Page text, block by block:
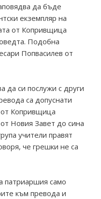
да бъде
екземпляр на
от Копривщица
Подобна
Попвасилев от
да си послужи с други
са допуснати
Копривщица
Новия Завет до сина
учители правят
че грешки не са
патриаршия само
към превода и